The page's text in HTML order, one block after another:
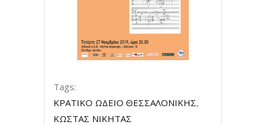
Tags:
ΚΡΑΤΙΚΟ ΩΔΕΙΟ ΘΕΣΣΑΛΟΝΙΚΗΣ,
ΚΩΣΤΑΣ ΝΙΚΗΤΑΣ